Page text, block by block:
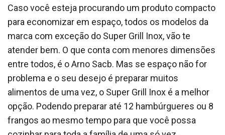
Caso você esteja procurando um produto compacto
para economizar em espaço, todos os modelos da
marca com exceção do Super Grill Inox, vão te
atender bem. O que conta com menores dimensões
entre todos, é o Arno Sacb. Mas se espaço não for
problema e o seu desejo é preparar muitos
alimentos de uma vez, o Super Grill Inox é a melhor
opção. Podendo preparar até 12 hambúrgueres ou 8
frangos ao mesmo tempo para que você possa